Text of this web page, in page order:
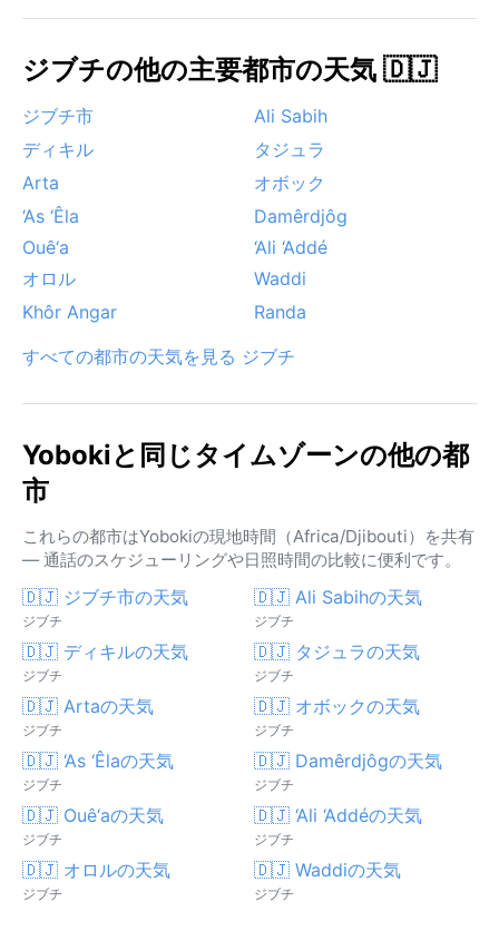
ジブチの他の主要都市の天気 🇩🇯
ジブチ市
Ali Sabih
ディキル
タジュラ
Arta
オボック
‘As ‘Êla
Damêrdjôg
Ouê‘a
‘Ali ‘Addé
オロル
Waddi
Khôr Angar
Randa
すべての都市の天気を見る ジブチ
Yobokiと同じタイムゾーンの他の都
市
これらの都市はYobokiの現地時間（Africa/Djibouti）を共有
— 通話のスケジューリングや日照時間の比較に便利です。
🇩🇯 ジブチ市の天気
ジブチ
🇩🇯 Ali Sabihの天気
ジブチ
🇩🇯 ディキルの天気
ジブチ
🇩🇯 タジュラの天気
ジブチ
🇩🇯 Artaの天気
ジブチ
🇩🇯 オボックの天気
ジブチ
🇩🇯 ‘As ‘Êlaの天気
ジブチ
🇩🇯 Damêrdjôgの天気
ジブチ
🇩🇯 Ouê‘aの天気
ジブチ
🇩🇯 ‘Ali ‘Addéの天気
ジブチ
🇩🇯 オロルの天気
ジブチ
🇩🇯 Waddiの天気
ジブチ